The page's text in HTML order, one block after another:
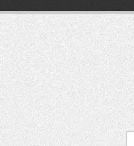
content